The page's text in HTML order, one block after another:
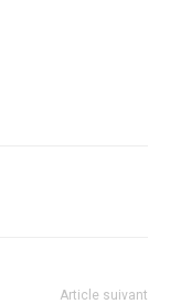
Article suivant